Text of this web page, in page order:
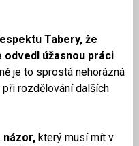
Tabery, že
odvedl úžasnou práci
je to sprostá nehorázná
rozdělování dalších
názor,který musí mít v